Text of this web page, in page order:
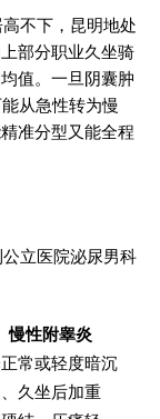
不下，昆明地处
部分职业久坐骑
值。一旦阴囊肿
从急性转为慢
准分型又能全程
立医院泌尿男科
慢性附睾炎
常或轻度暗沉
久坐后加重